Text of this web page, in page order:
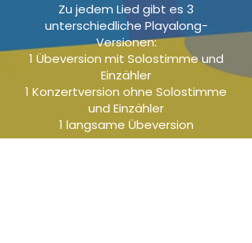
Zu jedem Lied gibt es 3
unterschiedliche Playalong-
Versionen:
1 Übeversion mit Solostimme und
Einzähler
1 Konzertversion ohne Solostimme
und Einzähler
1 langsame Übeversion